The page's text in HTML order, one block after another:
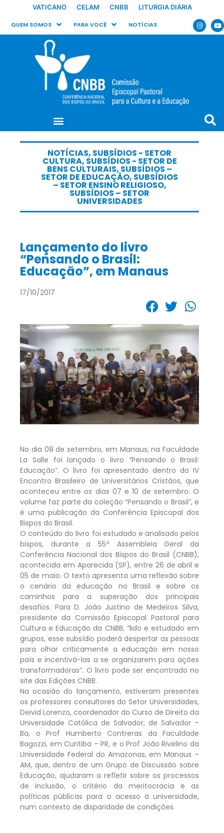
VATICANO CELAM CNBB LITURGIA DIÁRIA
QUEM SOMOS PARA VOCÊ NOTÍCIAS
NOTÍCIAS, SUBSÍDIOS - SETOR
CULTURA, SUBSÍDIOS - SETOR DE
BENS CULTURAIS, SUBSÍDIOS –
SETOR DE EDUCAÇÃO, SUBSÍDIOS
– SETOR ENSINO RELIGIOSO,
SUBSÍDIOS – SETOR
UNIVERSIDADES
Lançamento do livro
“Pensando o Brasil:
Educação”, em Manaus
17/10/2017
No dia 08 de setembro, em Manaus, na Faculdade
La Salle foi lançado o livro “Pensando o Brasil:
Educação”. O livro foi apresentado dentro do IV
Encontro Brasileiro de Universitários Cristãos, que
aconteceu entre os dias 07 e 10 de setembro. O
volume faz parte da coleção “Pensando o Brasil”, e
é uma publicação da Conferência Episcopal dos
Bispos do Brasil.
O conteúdo do livro foi estudado e analisado pelos
bispos, durante a 55ª Assembleia Geral da
Conferência Nacional dos Bispos do Brasil (CNBB),
acontecida em Aparecida (SP), entre 26 de abril e
05 de maio. O texto apresenta uma reflexão sobre
o cenário da educação no Brasil e sobre os
caminhos para a superação dos principais
desafios. Para D. João Justino de Medeiros Silva,
presidente da Comissão Episcopal Pastoral para
Cultura e Educação da CNBB, “lido e estudado em
grupos, esse subsídio poderá despertar as pessoas
para olhar criticamente a educação em nosso
país e incentivá-las a se organizarem para ações
transformadoras”. O livro pode ser encontrado no
site das Edições CNBB.
Na ocasião do lançamento, estiveram presentes
os professores consultores do Setor Universidades,
Deivid Lorenzo, coordenador do Curso de Direito da
Universidade Católica de Salvador, de Salvador –
Ba, o Prof Humberto Contreras da Faculdade
Bagozzi, em Curitiba – PR, e o Prof João Rivelino da
Universidade Federal do Amazonas, em Manaus –
AM, que, dentro de um Grupo de Discussão sobre
Educação, ajudaram a refletir sobre os processos
de inclusão, o critério da meritocracia e as
políticas públicas para o acesso à universidade,
num contexto de disparidade de condições.